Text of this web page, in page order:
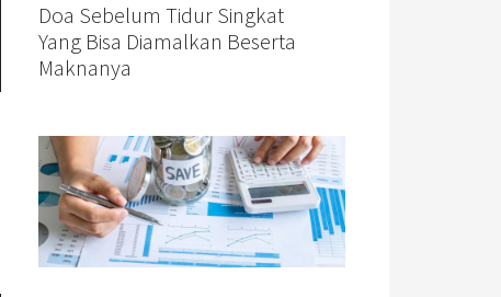
Doa Sebelum Tidur Singkat
Yang Bisa Diamalkan Beserta
Maknanya